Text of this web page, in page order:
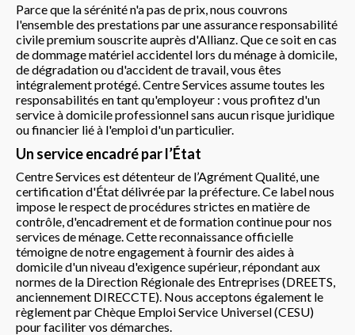
Parce que la sérénité n'a pas de prix, nous couvrons
l'ensemble des prestations par une assurance responsabilité
civile premium souscrite auprès d'Allianz. Que ce soit en cas
de dommage matériel accidentel lors du ménage à domicile,
de dégradation ou d'accident de travail, vous êtes
intégralement protégé. Centre Services assume toutes les
responsabilités en tant qu'employeur : vous profitez d'un
service à domicile professionnel sans aucun risque juridique
ou financier lié à l'emploi d'un particulier.
Un service encadré par l’État
Centre Services est détenteur de l’Agrément Qualité, une
certification d'État délivrée par la préfecture. Ce label nous
impose le respect de procédures strictes en matière de
contrôle, d'encadrement et de formation continue pour nos
services de ménage. Cette reconnaissance officielle
témoigne de notre engagement à fournir des aides à
domicile d'un niveau d'exigence supérieur, répondant aux
normes de la Direction Régionale des Entreprises (DREETS,
anciennement DIRECCTE). Nous acceptons également le
règlement par Chèque Emploi Service Universel (CESU)
pour faciliter vos démarches.